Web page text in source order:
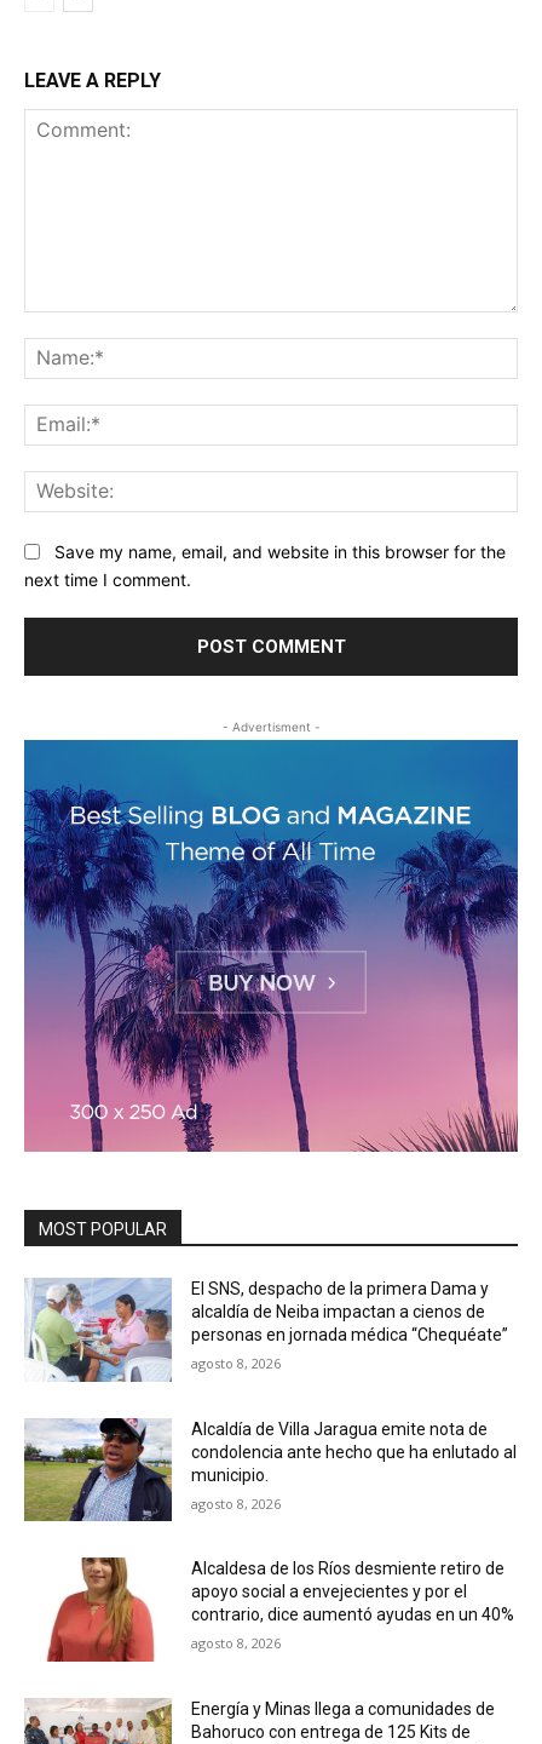
LEAVE A REPLY
Save my name, email, and website in this browser for the
next time I comment.
- Advertisment -
MOST POPULAR
El SNS, despacho de la primera Dama y
alcaldía de Neiba impactan a cienos de
personas en jornada médica “Chequéate”
agosto 8, 2026
Alcaldía de Villa Jaragua emite nota de
condolencia ante hecho que ha enlutado al
municipio.
agosto 8, 2026
Alcaldesa de los Ríos desmiente retiro de
apoyo social a envejecientes y por el
contrario, dice aumentó ayudas en un 40%
agosto 8, 2026
Energía y Minas llega a comunidades de
Bahoruco con entrega de 125 Kits de